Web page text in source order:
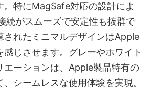
。特にMagSafe対応の設計によ
続がスムーズで安定性も抜群で
されたミニマルデザインはApple
感じさせます。グレーやホワイト
エーションは、Apple製品特有の
シームレスな使用体験を実現。